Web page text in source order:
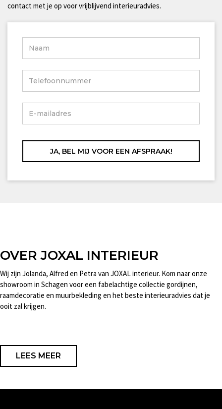
contact met je op voor vrijblijvend interieuradvies.
OVER JOXAL INTERIEUR
Wij zijn Jolanda, Alfred en Petra van JOXAL interieur. Kom naar onze
showroom in Schagen voor een fabelachtige collectie gordijnen,
raamdecoratie en muurbekleding en het beste interieuradvies dat je
ooit zal krijgen.
LEES MEER